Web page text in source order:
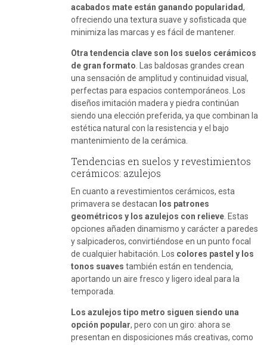
acabados mate están ganando popularidad,
ofreciendo una textura suave y sofisticada que
minimiza las marcas y es fácil de mantener.
Otra tendencia clave son los suelos cerámicos
de gran formato . Las baldosas grandes crean
una sensación de amplitud y continuidad visual,
perfectas para espacios contemporáneos. Los
diseños imitación madera y piedra continúan
siendo una elección preferida, ya que combinan la
estética natural con la resistencia y el bajo
mantenimiento de la cerámica.
Tendencias en suelos y revestimientos
cerámicos: azulejos
En cuanto a revestimientos cerámicos, esta
primavera se destacan los patrones
geométricos y los azulejos con relieve. Estas
opciones añaden dinamismo y carácter a paredes
y salpicaderos, convirtiéndose en un punto focal
de cualquier habitación. Los colores pastel y los
tonos suaves también están en tendencia,
aportando un aire fresco y ligero ideal para la
temporada.
Los azulejos tipo metro siguen siendo una
opción popular, pero con un giro: ahora se
presentan en disposiciones más creativas, como